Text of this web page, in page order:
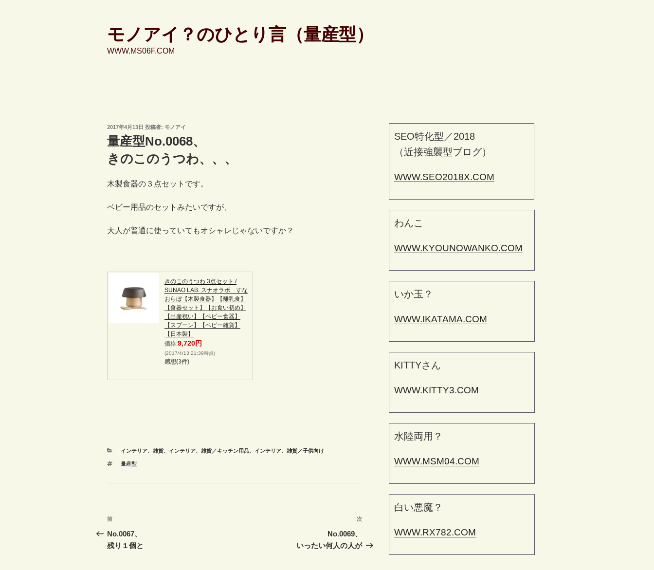
モノアイ？のひとり言（量産型）
WWW.MS06F.COM
投
稿
日:
2017年4月13日 投稿者: モノアイ
量産型No.0068、
きのこのうつわ、、、
木製食器の３点セットです。
ベビー用品のセットみたいですが、
大人が普通に使っていてもオシャレじゃないですか？
きのこのうつわ 3点セット /
SUNAO LAB. スナオラボ すな
おらぼ【木製食器】【離乳食】
【食器セット】【お食い初め】
【出産祝い】【ベビー食器】
【スプーン】【ベビー雑貨】
【日本製】
価格:9,720円
(2017/4/13 21:39時点)
感想(3件)
カ
ゴ
インテリア、雑貨、 インテリア、雑貨／キッチン用品、 インテリア、雑貨／子供向け
タ
量産型
投
稿
ナ
前
の
投
前
No.0067、
残り１個と
次
投
次
No.0069、
いったい何人の人が
SEO特化型／2018
（近接強襲型ブログ）
WWW.SEO2018X.COM
わんこ
WWW.KYOUNOWANKO.COM
いか玉？
WWW.IKATAMA.COM
KITTYさん
WWW.KITTY3.COM
水陸両用？
WWW.MSM04.COM
白い悪魔？
WWW.RX782.COM